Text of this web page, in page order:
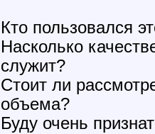
Кто пользовался
Насколько
служит?
Стоит ли
объема?
Буду очень